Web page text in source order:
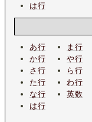
は行
あ行
か行
さ行
た行
な行
は行
ま行
や行
ら行
わ行
英数